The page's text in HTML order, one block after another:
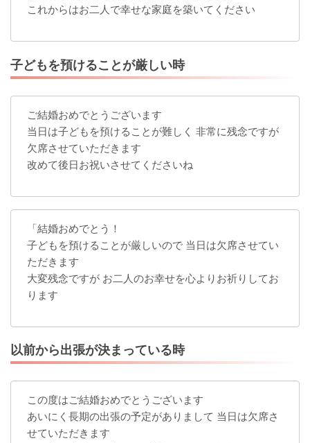
これからはお二人で幸せな家庭を築いてください
子どもを預けることが厳しい時
ご結婚おめでとうございます
当日は子どもを預けることが難しく 非常に残念ですが
欠席させていただきます
改めて後日お祝いさせてくださいね
「結婚おめでとう！
子どもを預けることが厳しいので 当日は欠席させてい
ただきます
大変残念ですが お二人のお幸せを心よりお祈りしてお
ります
以前から出張が決まっている時
この度はご結婚おめでとうございます
あいにく長期の出張の予定がありまして 当日は欠席さ
せていただきます